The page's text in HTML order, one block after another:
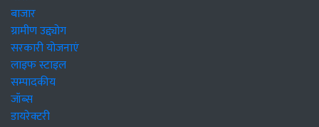
बाजार
ग्रामीण उद्द्योग
सरकारी योजनाएं
लाइफ स्टाइल
सम्पादकीय
जॉब्स
डायरेक्टरी